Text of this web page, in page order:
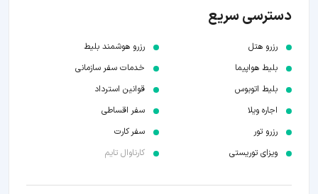
دسترسی سریع
رزرو هتل
بلیط هواپیما
بلیط اتوبوس
اجاره ویلا
رزرو تور
ویزای توریستی
رزرو هوشمند بلیط
خدمات سفر سازمانی
قوانین استرداد
سفر اقساطی
سفر کارت
کارناوال تایم